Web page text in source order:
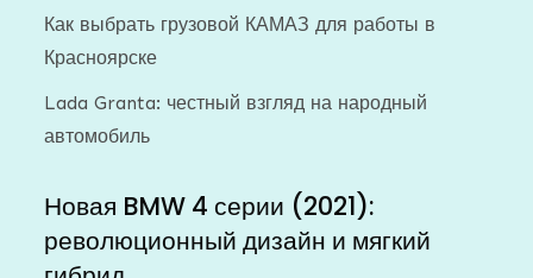
Как выбрать грузовой КАМАЗ для работы в
Красноярске
Lada Granta: честный взгляд на народный
автомобиль
Новая BMW 4 серии (2021):
революционный дизайн и мягкий